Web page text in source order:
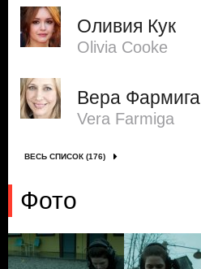
Оливия Кук
Olivia Cooke
Вера Фармига
Vera Farmiga
ВЕСЬ СПИСОК (176)
Фото